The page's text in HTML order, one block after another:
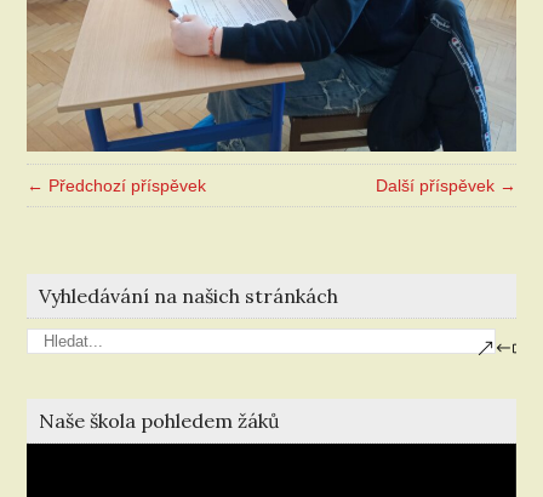
← Předchozí příspěvek Další příspěvek →
Vyhledávání na našich stránkách
Naše škola pohledem žáků